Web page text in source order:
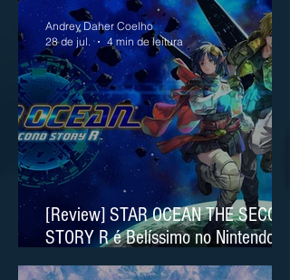
[Review] STAR OCEAN THE SECOND
STORY R é Belíssimo no Nintendo
Switch 2
Andrey Daher Coelho
28 de jul.
4 min de leitura